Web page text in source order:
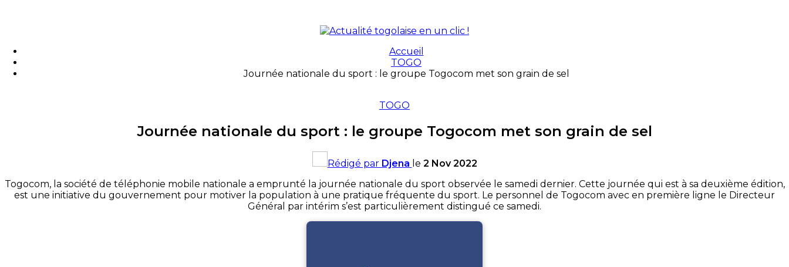
Accueil
TOGO
Journée nationale du sport : le groupe Togocom met son grain de sel
TOGO
Journée nationale du sport : le groupe Togocom met son grain de sel
Rédigé par Djena le 2 Nov 2022
Togocom, la société de téléphonie mobile nationale a emprunté la journée nationale du sport observée le samedi dernier. Cette journée qui est à sa deuxième édition,
est une initiative du gouvernement pour motiver la population à une pratique fréquente du sport. Le personnel de Togocom avec en première ligne le Directeur
Général par intérim s’est particulièrement distingué ce samedi.